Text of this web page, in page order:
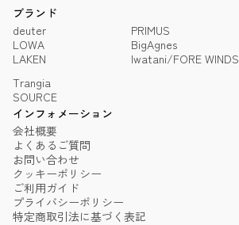
ブランド
deuter
LOWA
LAKEN
PRIMUS
BigAgnes
Iwatani/FORE WINDS
Trangia
SOURCE
インフォメーション
会社概要
よくあるご質問
お問い合わせ
クッキーポリシー
ご利用ガイド
プライバシーポリシー
特定商取引法に基づく表記